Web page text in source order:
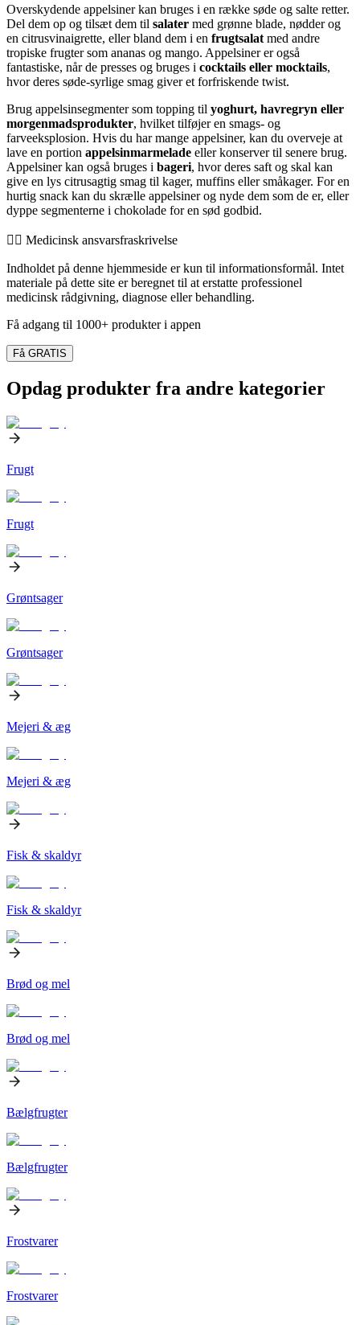
Overskydende appelsiner kan bruges i en række søde og salte retter.
Del dem op og tilsæt dem til salater med grønne blade, nødder og
en citrusvinaigrette, eller bland dem i en frugtsalat med andre
tropiske frugter som ananas og mango. Appelsiner er også
fantastiske, når de presses og bruges i cocktails eller mocktails,
hvor deres søde-syrlige smag giver et forfriskende twist.
Brug appelsinsegmenter som topping til yoghurt, havregryn eller
morgenmadsprodukter, hvilket tilføjer en smags- og
farveeksplosion. Hvis du har mange appelsiner, kan du overveje at
lave en portion appelsinmarmelade eller konserver til senere brug.
Appelsiner kan også bruges i bageri, hvor deres saft og skal kan
give en lys citrusagtig smag til kager, muffins eller småkager. For en
hurtig snack kan du skrælle appelsiner og nyde dem som de er, eller
dyppe segmenterne i chokolade for en sød godbid.
👨‍⚕️️ Medicinsk ansvarsfraskrivelse
Indholdet på denne hjemmeside er kun til informationsformål. Intet
materiale på dette site er beregnet til at erstatte professionel
medicinsk rådgivning, diagnose eller behandling.
Få adgang til 1000+ produkter i appen
Få GRATIS
Opdag produkter fra andre kategorier
Frugt
Frugt
Grøntsager
Grøntsager
Mejeri & æg
Mejeri & æg
Fisk & skaldyr
Fisk & skaldyr
Brød og mel
Brød og mel
Bælgfrugter
Bælgfrugter
Frostvarer
Frostvarer